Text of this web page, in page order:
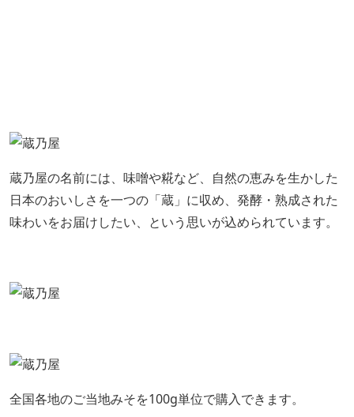
蔵乃屋の名前には、味噌や糀など、自然の恵みを生かした
日本のおいしさを一つの「蔵」に収め、発酵・熟成された
味わいをお届けしたい、という思いが込められています。
全国各地のご当地みそを100g単位で購入できます。